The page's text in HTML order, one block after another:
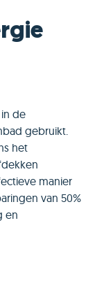
de
gebruikt.
het
manier
van 50%
en